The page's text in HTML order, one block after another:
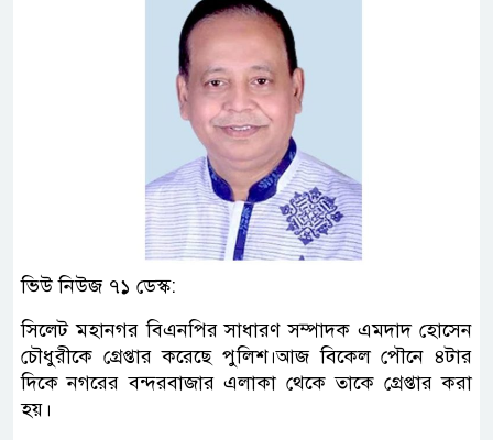
ভিউ নিউজ ৭১ ডেস্ক:
সিলেট মহানগর বিএনপির সাধারণ সম্পাদক এমদাদ হোসেন
চৌধুরীকে গ্রেপ্তার করেছে পুলিশ।আজ বিকেল পৌনে ৪টার
দিকে নগরের বন্দরবাজার এলাকা থেকে তাকে গ্রেপ্তার করা
হয়।